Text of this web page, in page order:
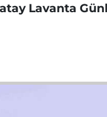
Lavanta